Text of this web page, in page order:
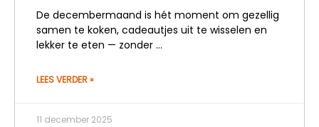
De decembermaand is hét moment om gezellig
samen te koken, cadeautjes uit te wisselen en
lekker te eten — zonder
LEES VERDER »
11 december 2025